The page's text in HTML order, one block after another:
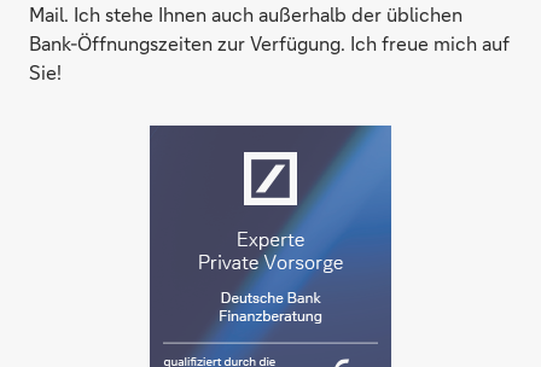
Mail. Ich stehe Ihnen auch außerhalb der üblichen
Bank-Öffnungszeiten zur Verfügung. Ich freue mich auf
Sie!